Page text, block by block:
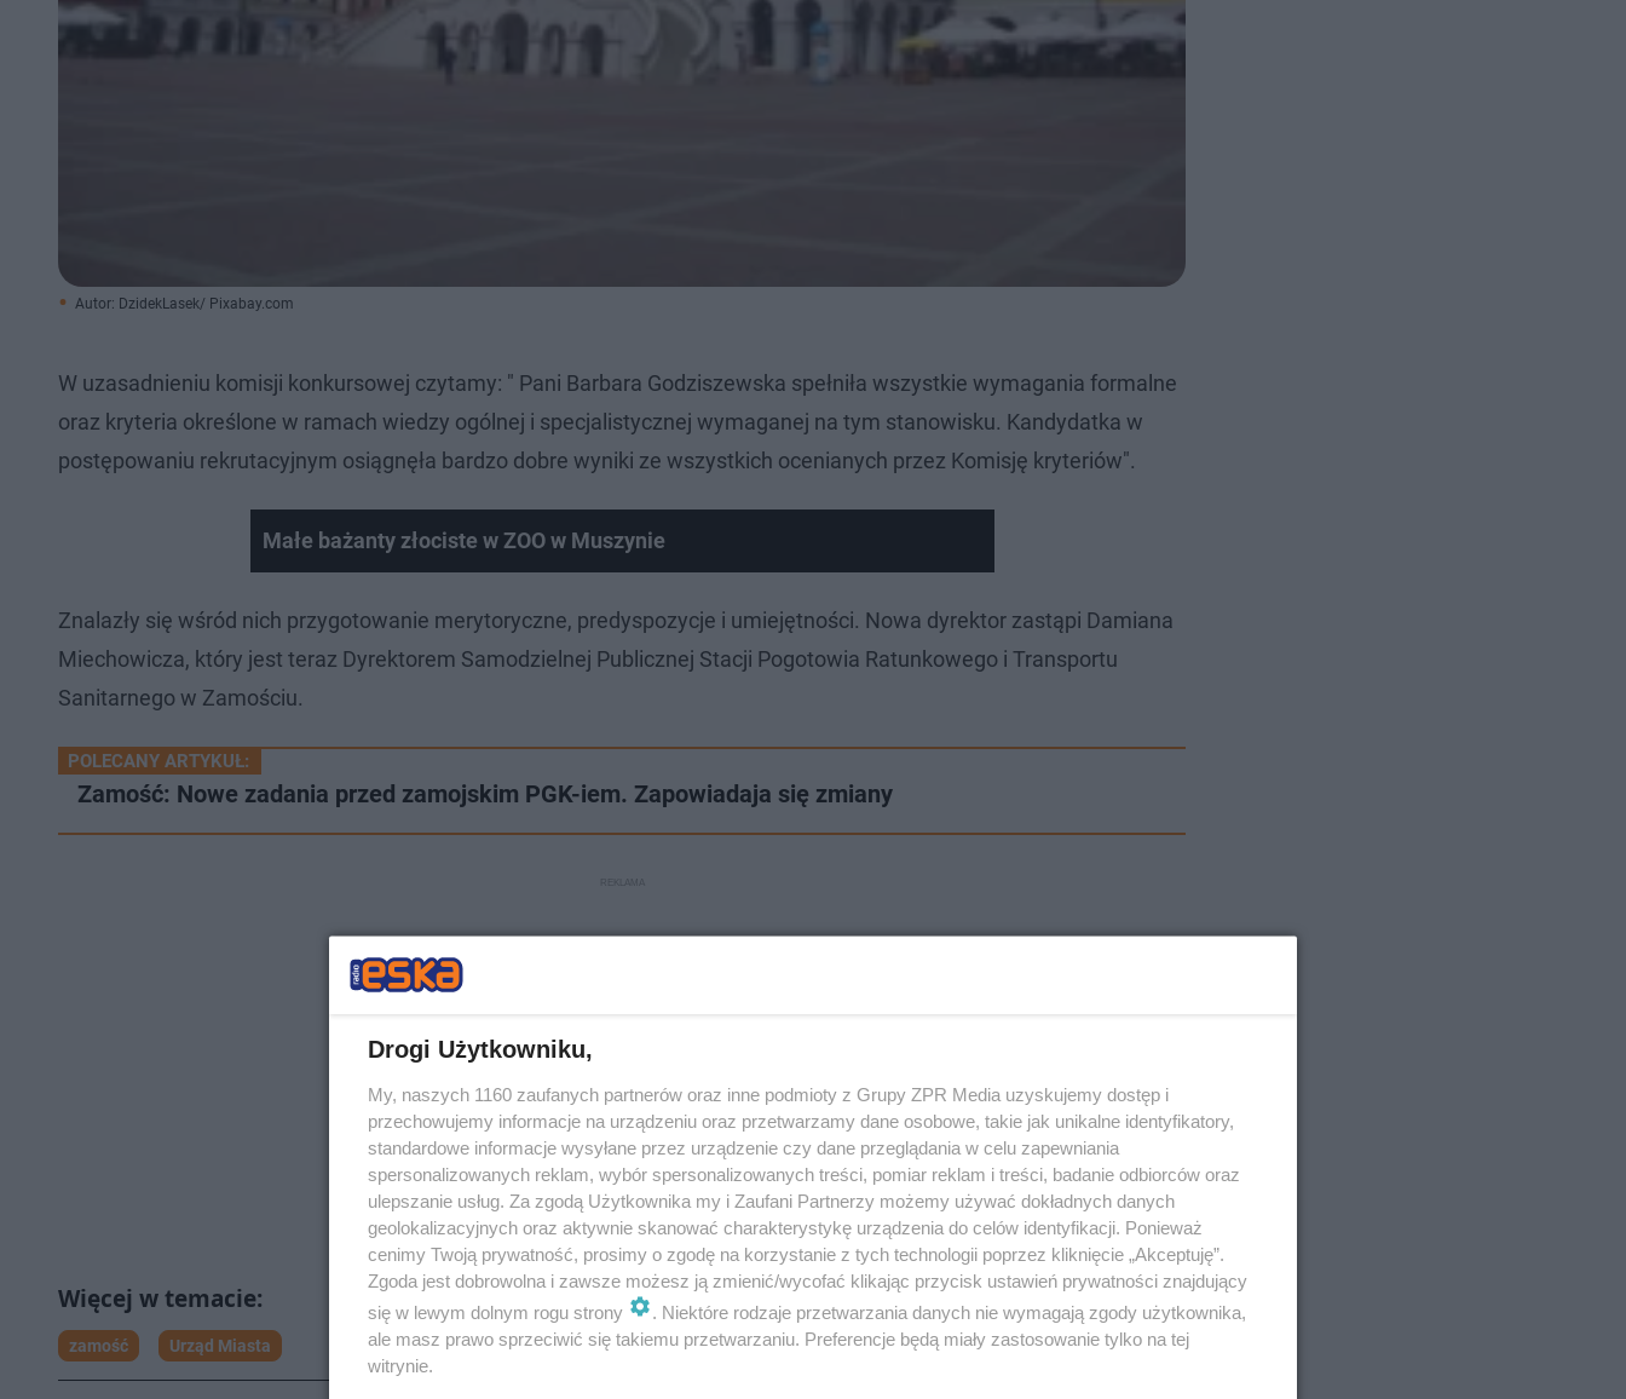
Autor: DzidekLasek/ Pixabay.com
W uzasadnieniu komisji konkursowej czytamy: " Pani Barbara Godziszewska spełniła wszystkie wymagania formalne
oraz kryteria określone w ramach wiedzy ogólnej i specjalistycznej wymaganej na tym stanowisku. Kandydatka w
postępowaniu rekrutacyjnym osiągnęła bardzo dobre wyniki ze wszystkich ocenianych przez Komisję kryteriów".
Małe bażanty złociste w ZOO w Muszynie
Znalazły się wśród nich przygotowanie merytoryczne, predyspozycje i umiejętności. Nowa dyrektor zastąpi Damiana
Miechowicza, który jest teraz Dyrektorem Samodzielnej Publicznej Stacji Pogotowia Ratunkowego i Transportu
Sanitarnego w Zamościu.
POLECANY ARTYKUŁ:
Zamość: Nowe zadania przed zamojskim PGK-iem. Zapowiadaja się zmiany
zamość Urząd Miasta
Drogi Użytkowniku,
My, naszych 1160 zaufanych partnerów oraz inne podmioty z Grupy ZPR Media uzyskujemy dostęp i
przechowujemy informacje na urządzeniu oraz przetwarzamy dane osobowe, takie jak unikalne identyfikatory,
standardowe informacje wysyłane przez urządzenie czy dane przeglądania w celu zapewniania
spersonalizowanych reklam, wybór spersonalizowanych treści, pomiar reklam i treści, badanie odbiorców oraz
ulepszanie usług. Za zgodą Użytkownika my i Zaufani Partnerzy możemy używać dokładnych danych
geolokalizacyjnych oraz aktywnie skanować charakterystykę urządzenia do celów identyfikacji. Ponieważ
cenimy Twoją prywatność, prosimy o zgodę na korzystanie z tych technologii poprzez kliknięcie „Akceptuję”.
Zgoda jest dobrowolna i zawsze możesz ją zmienić/wycofać klikając przycisk ustawień prywatności znajdujący
się w lewym dolnym rogu strony
. Niektóre rodzaje przetwarzania danych nie wymagają zgody użytkownika,
ale masz prawo sprzeciwić się takiemu przetwarzaniu. Preferencje będą miały zastosowanie tylko na tej
witrynie.